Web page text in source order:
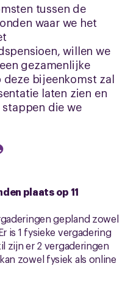
tussen de
waar we het
willen we
gezamenlijke
bijeenkomst zal
laten zien en
die we
plaats op 11
gepland zowel
is 1 fysieke vergadering
zijn er 2 vergaderingen
zowel fysiek als online